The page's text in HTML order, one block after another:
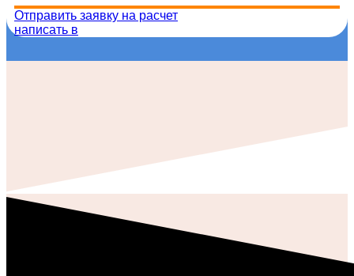
Отправить заявку на расчет
написать в